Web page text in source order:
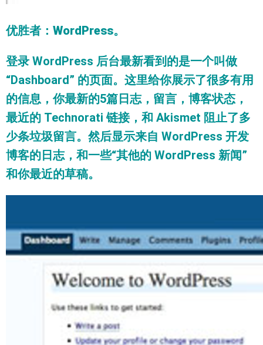
优胜者 ： WordPress。
登录 WordPress 后台最新看到的是一个叫做
“Dashboard” 的页面。这里给你展示了很多有用
的信息，你最新的5篇日志，留言，博客状态，
最近的 Technorati 链接，和 Akismet 阻止了多
少条垃圾留言。然后显示来自 WordPress 开发
博客的日志，和一些“其他的 WordPress 新闻”
和你最近的草稿。